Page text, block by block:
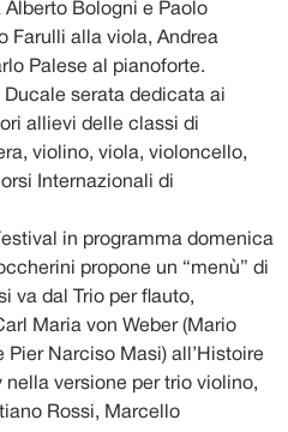
Bologni e Paolo
Farulli alla viola, Andrea
Palese al pianoforte.
serata dedicata ai
allievi delle classi di
violino, viola, violoncello,
Internazionali di
in programma domenica
propone un “menù” di
va dal Trio per flauto,
Maria von Weber (Mario
Narciso Masi) all’Histoire
versione per trio violino,
Rossi, Marcello